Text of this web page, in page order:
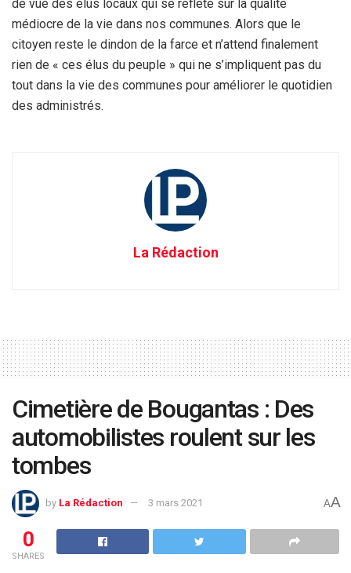
de vue des élus locaux qui se reflète sur la qualité
médiocre de la vie dans nos communes. Alors que le
citoyen reste le dindon de la farce et n’attend finalement
rien de « ces élus du peuple » qui ne s’impliquent pas du
tout dans la vie des communes pour améliorer le quotidien
des administrés.
La Rédaction
Cimetière de Bougantas : Des
automobilistes roulent sur les
tombes
by La Rédaction 3 mars 2021 AA
0
SHARES